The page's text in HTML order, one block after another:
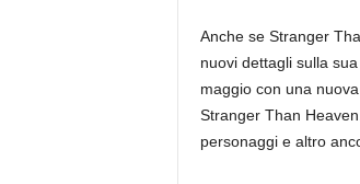
Anche se Stranger
nuovi dettagli sulla
maggio con una
Stranger Than
personaggi e altro